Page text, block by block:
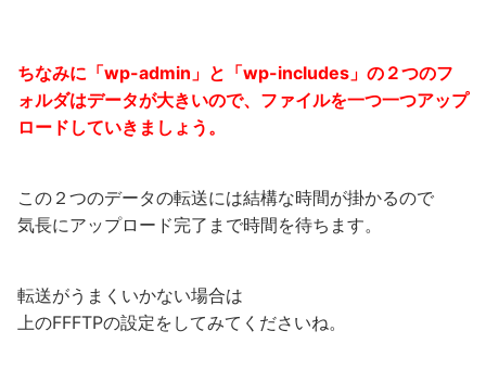
ちなみに「wp-admin」と「wp-includes」の２つのフ
ォルダはデータが大きいので、ファイルを一つ一つアップ
ロードしていきましょう。
この２つのデータの転送には結構な時間が掛かるので
気長にアップロード完了まで時間を待ちます。
転送がうまくいかない場合は
上のFFFTPの設定をしてみてくださいね。